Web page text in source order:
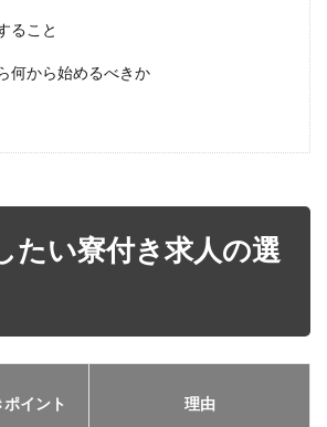
ること
何から始めるべきか
たい寮付き求人の選
ポイント 理由